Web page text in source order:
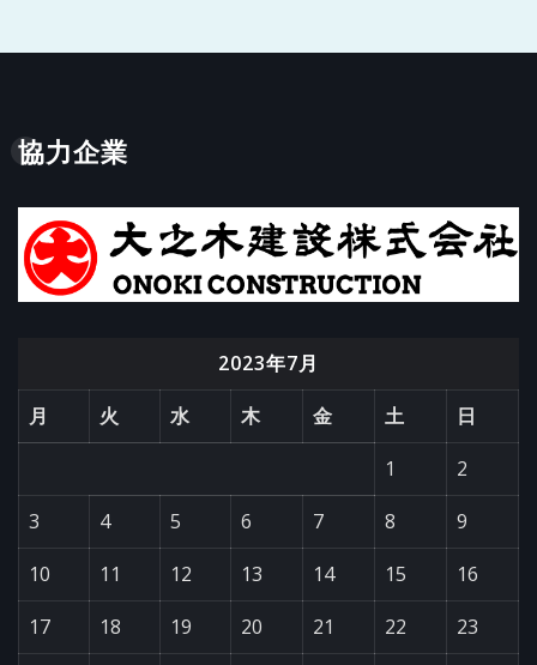
協力企業
2023年7月
月
火 水 木 金 土
日
1
2
3
4 5 6 7 8
9
10
11 12 13 14 15
16
17
18 19 20 21 22
23